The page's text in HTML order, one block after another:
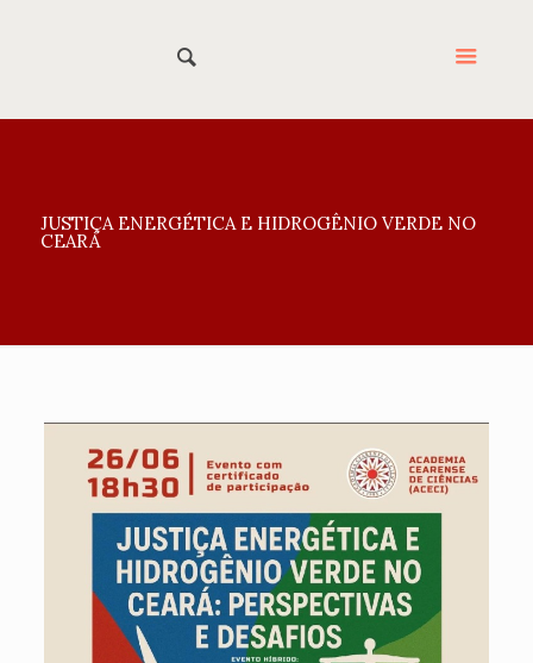
JUSTIÇA ENERGÉTICA E HIDROGÊNIO VERDE NO
CEARÁ